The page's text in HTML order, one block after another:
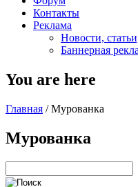
Контакты
Реклама
Новости,
Баннерная
You are here
Главная / Мурованка
Мурованка